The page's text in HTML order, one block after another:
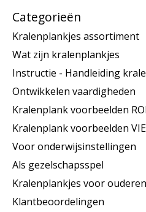
Categorieën
Kralenplankjes assortiment
Wat zijn kralenplankjes
Instructie - Handleiding
Ontwikkelen vaardigheden
Kralenplank voorbeelden
Kralenplank voorbeelden
Voor onderwijsinstellingen
Als gezelschapsspel
Kralenplankjes voor ouderen
Klantbeoordelingen